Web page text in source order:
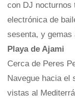
con DJ nocturnos
electrónica de
sesenta, y
Playa de Ajami
Cerca de Peres
Navegue hacia el
vistas al